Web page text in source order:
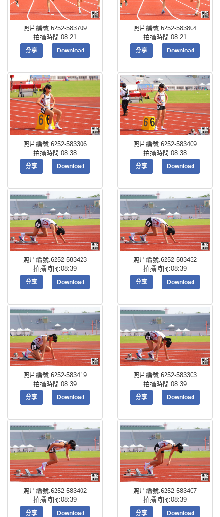
照片編號:6252-583709
拍攝時間:08:21
分享 Download
照片編號:6252-583804
拍攝時間:08:21
分享 Download
照片編號:6252-583306
拍攝時間:08:38
分享 Download
照片編號:6252-583409
拍攝時間:08:38
分享 Download
照片編號:6252-583423
拍攝時間:08:39
分享 Download
照片編號:6252-583432
拍攝時間:08:39
分享 Download
照片編號:6252-583419
拍攝時間:08:39
分享 Download
照片編號:6252-583303
拍攝時間:08:39
分享 Download
照片編號:6252-583402
拍攝時間:08:39
分享 Download
照片編號:6252-583407
拍攝時間:08:39
分享 Download